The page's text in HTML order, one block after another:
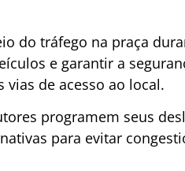
do tráfego na praça
e garantir a
de acesso ao local.
programem seus
para evitar